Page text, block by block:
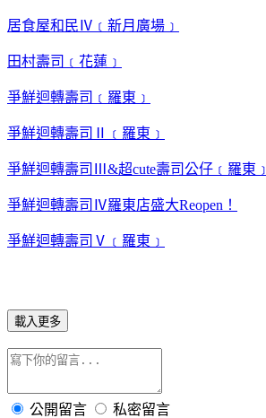
居食屋和民Ⅳ﹝新月廣場﹞
田村壽司﹝花蓮﹞
爭鮮迴轉壽司﹝羅東﹞
爭鮮迴轉壽司Ⅱ﹝羅東﹞
爭鮮迴轉壽司Ⅲ&超cute壽司公仔﹝羅東﹞
爭鮮迴轉壽司Ⅳ羅東店盛大Reopen！
爭鮮迴轉壽司Ⅴ﹝羅東﹞
載入更多
公開留言 私密留言